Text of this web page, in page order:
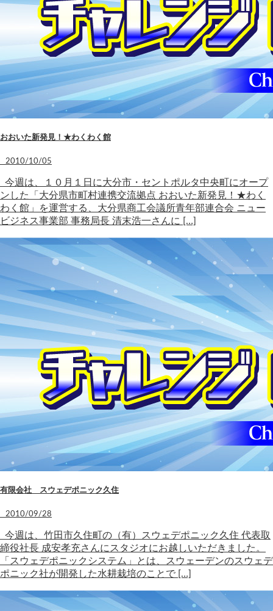
おおいた新発見！★わくわく館
2010/10/05
今週は、１０月１日に大分市・セントポルタ中央町にオープ
ンした「大分県市町村連携交流拠点 おおいた新発見！★わく
わく館」を運営する、大分県商工会議所青年部連合会 ニュー
ビジネス事業部 事務局長 清末浩一さんに […]
有限会社 スウェデポニック久住
2010/09/28
今週は、竹田市久住町の（有）スウェデポニック久住 代表取
締役社長 成安孝充さんにスタジオにお越しいただきました。
「スウェデポニックシステム」とは、スウェーデンのスウェデ
ポニック社が開発した水耕栽培のことで […]